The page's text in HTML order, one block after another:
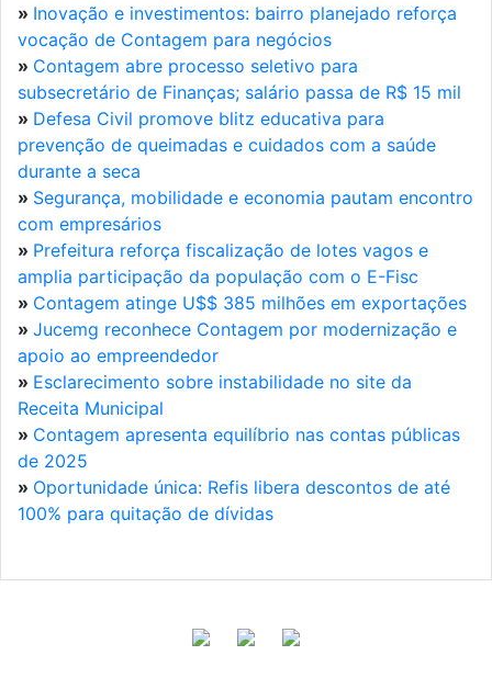
» Inovação e investimentos: bairro planejado reforça
vocação de Contagem para negócios
» Contagem abre processo seletivo para
subsecretário de Finanças; salário passa de R$ 15 mil
» Defesa Civil promove blitz educativa para
prevenção de queimadas e cuidados com a saúde
durante a seca
» Segurança, mobilidade e economia pautam encontro
com empresários
» Prefeitura reforça fiscalização de lotes vagos e
amplia participação da população com o E-Fisc
» Contagem atinge U$$ 385 milhões em exportações
» Jucemg reconhece Contagem por modernização e
apoio ao empreendedor
» Esclarecimento sobre instabilidade no site da
Receita Municipal
» Contagem apresenta equilíbrio nas contas públicas
de 2025
» Oportunidade única: Refis libera descontos de até
100% para quitação de dívidas